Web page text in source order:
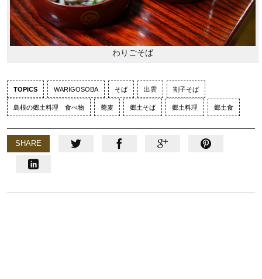
わりごそば
TOPICS WARIGOSOBA そば 出雲 割子そば
島根の郷土料理 食べ物 蕎麦 郷土そば 郷土料理 郷土食
SHARE